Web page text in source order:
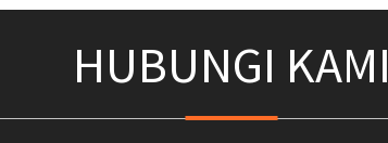
HUBUNGI KAMI